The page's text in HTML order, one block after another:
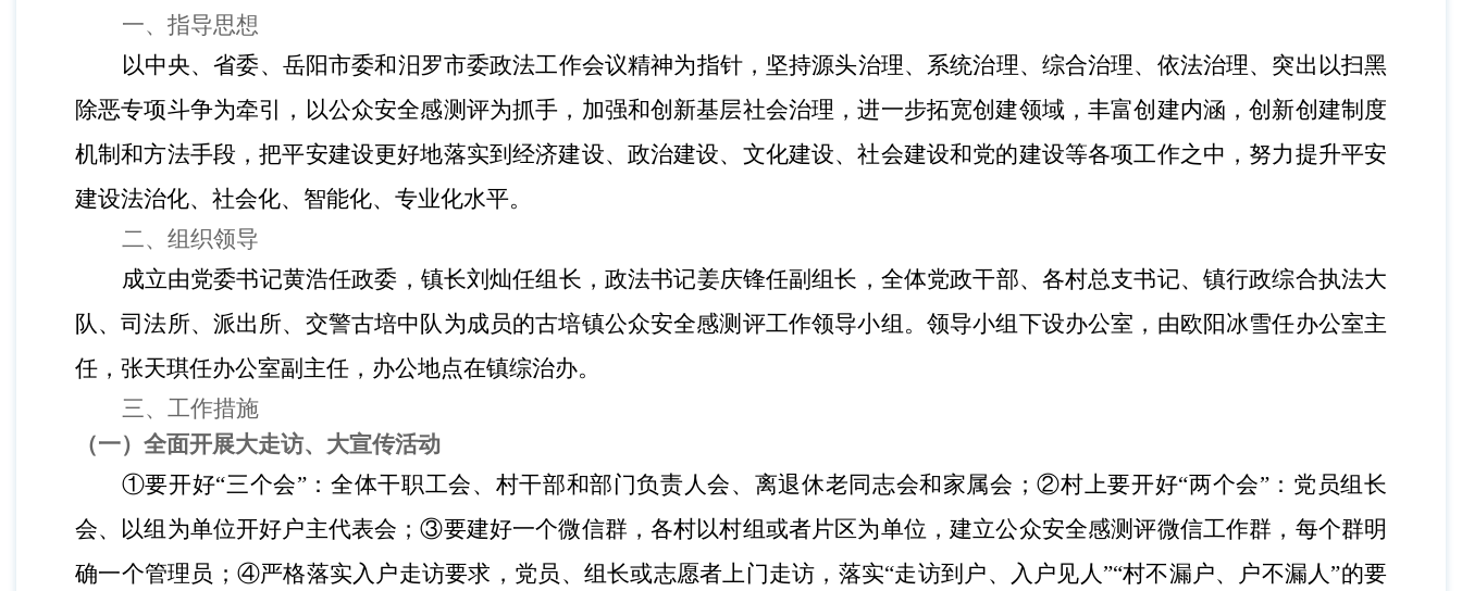
一、 指导思想
以中央、省委、岳阳市委和汨罗市委政法工作会议精神为指针，坚持源头治理、系统治理、综合治理、依法治理、突出以扫黑
除恶专项斗争为牵引，以公众安全感测评为抓手，加强和创新基层社会治理，进一步拓宽创建领域，丰富创建内涵，创新创建制度
机制和方法手段，把平安建设更好地落实到经济建设、政治建设、文化建设、社会建设和党的建设等各项工作之中，努力提升平安
建设法治化、社会化、智能化、专业化水平。
二、 组织领导
成立由党委书记黄浩任政委，镇长刘灿任组长，政法书记姜庆锋任副组长，全体党政干部、各村总支书记、镇行政综合执法大
队、司法所、派出所、交警古培中队为成员的古培镇公众安全感测评工作领导小组。领导小组下设办公室，由欧阳冰雪任办公室主
任，张天琪任办公室副主任，办公地点在镇综治办。
三、 工作措施
（一） 全面开展大走访、大宣传活动
①要开好“三个会”：全体干职工会、村干部和部门负责人会、离退休老同志会和家属会；②村上要开好“两个会”：党员组长
会、以组为单位开好户主代表会；③要建好一个微信群，各村以村组或者片区为单位，建立公众安全感测评微信工作群，每个群明
确一个管理员；④严格落实入户走访要求，党员、组长或志愿者上门走访，落实“走访到户、入户见人”“村不漏户、户不漏人”的要